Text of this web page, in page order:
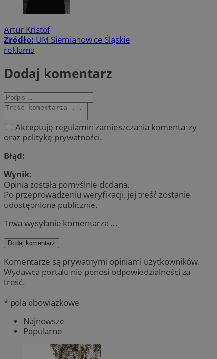
Artur Kristof
Źródło: UM Siemianowice Śląskie
reklama
Dodaj komentarz
Akceptuję regulamin zamieszczania komentarzy
oraz politykę prywatności.
Błąd:
Wynik:
Opinia została pomyślnie dodana.
Po przeprowadzeniu weryfikacji, jej treść zostanie
udostępniona publicznie.
Trwa wysyłanie komentarza ...
Dodaj komentarz
Komentarze są prywatnymi opiniami użytkowników.
Wydawca portalu nie ponosi odpowiedzialności za
treść.
* pola obowiązkowe
Najnowsze
Popularne